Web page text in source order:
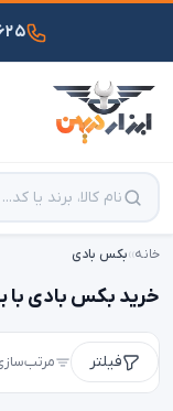
خانه›
›بکس بادی
خرید بکس بادی با
فیلتر